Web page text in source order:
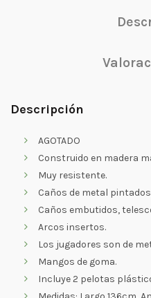
Descripción
AGOTADO
Construido en madera
Muy resistente.
Caños de metal
Caños embutidos,
Arcos insertos.
Los jugadores son de
Mangos de goma.
Incluye 2 pelotas